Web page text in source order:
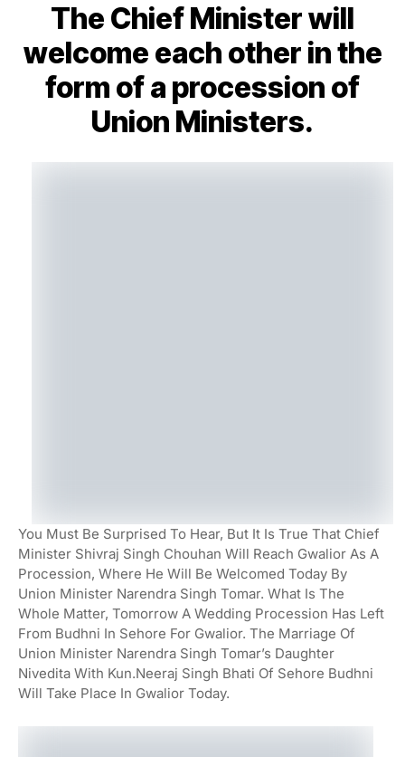
The Chief Minister will
welcome each other in the
form of a procession of
Union Ministers.
You Must Be Surprised To Hear, But It Is True That Chief
Minister Shivraj Singh Chouhan Will Reach Gwalior As A
Procession, Where He Will Be Welcomed Today By
Union Minister Narendra Singh Tomar. What Is The
Whole Matter, Tomorrow A Wedding Procession Has Left
From Budhni In Sehore For Gwalior. The Marriage Of
Union Minister Narendra Singh Tomar’s Daughter
Nivedita With Kun.Neeraj Singh Bhati Of Sehore Budhni
Will Take Place In Gwalior Today.